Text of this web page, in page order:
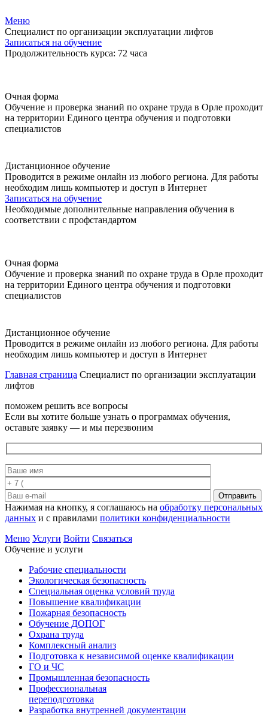
Меню
Специалист по организации эксплуатации лифтов
Записаться на обучение
Продолжительность курса: 72 часа
Очная форма
Обучение и проверка знаний по охране труда в Орле проходит
на территории Единого центра обучения и подготовки
специалистов
Дистанционное обучение
Проводится в режиме онлайн из любого региона. Для работы
необходим лишь компьютер и доступ в Интернет
Записаться на обучение
Необходимые дополнительные направления обучения в
соответствии с профстандартом
Очная форма
Обучение и проверка знаний по охране труда в Орле проходит
на территории Единого центра обучения и подготовки
специалистов
Дистанционное обучение
Проводится в режиме онлайн из любого региона. Для работы
необходим лишь компьютер и доступ в Интернет
Главная страница Специалист по организации эксплуатации
лифтов
поможем решить все вопросы
Если вы хотите больше узнать о программах обучения,
оставьте заявку — и мы перезвоним
Отправить
Нажимая на кнопку, я соглашаюсь на обработку персональных
данных и с правилами политики конфиденциальности
Меню Услуги Войти Связаться
Обучение и услуги
Рабочие специальности
Экологическая безопасность
Специальная оценка условий труда
Повышение квалификации
Пожарная безопасность
Обучение ДОПОГ
Охрана труда
Комплексный анализ
Подготовка к независимой оценке квалификации
ГО и ЧС
Промышленная безопасность
Профессиональная
переподготовка
Разработка внутренней документации